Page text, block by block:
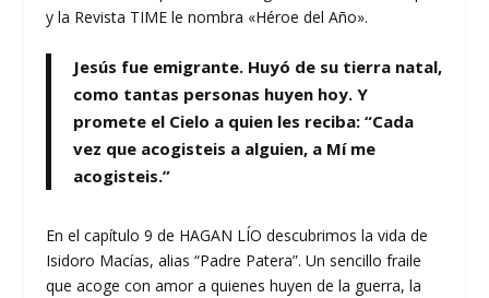
y la Revista TIME le nombra «Héroe del Año».
Jesús fue emigrante. Huyó de su tierra natal,
como tantas personas huyen hoy. Y
promete el Cielo a quien les reciba: “Cada
vez que acogisteis a alguien, a Mí me
acogisteis.”
En el capítulo 9 de HAGAN LÍO descubrimos la vida de
Isidoro Macías, alias “Padre Patera”. Un sencillo fraile
que acoge con amor a quienes huyen de la guerra, la